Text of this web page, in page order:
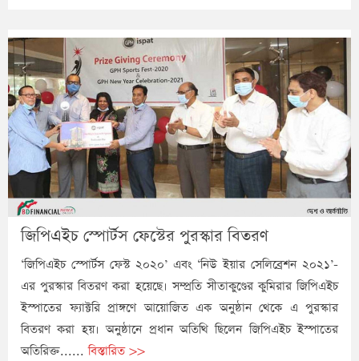
জিপিএইচ স্পোর্টস ফেস্টের পুরস্কার বিতরণ
‘জিপিএইচ স্পোর্টস ফেস্ট ২০২০’ এবং ‘নিউ ইয়ার সেলিব্রেশন ২০২১’-
এর পুরস্কার বিতরণ করা হয়েছে। সম্প্রতি সীতাকুণ্ডের কুমিরার জিপিএইচ
ইস্পাতের ফ্যাক্টরি প্রাঙ্গণে আয়োজিত এক অনুষ্ঠান থেকে এ পুরস্কার
বিতরণ করা হয়। অনুষ্ঠানে প্রধান অতিথি ছিলেন জিপিএইচ ইস্পাতের
অতিরিক্ত......বিস্তারিত >>